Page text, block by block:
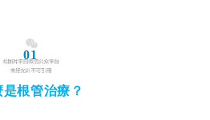
01
是根管治療？